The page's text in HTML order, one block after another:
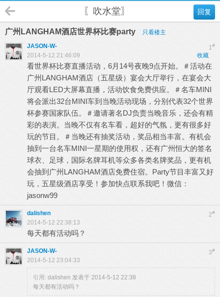
回复
〖吹水堂〗
广州LANGHAM酒店世界杯比赛party 只看楼主
1#
JASON-W-
收藏
2014-5-12 21:46:09
看世界杯比赛直播活动，6月14号夜晚9点开始。＃活动在
广州LANGHAM酒店（五星级）宴会大厅举行，在宴会大
厅观看LED大屏幕直播，活动饮食免费供应。＃名车MINI
将会派出32台MINI车到当晚活动现场，分别代表32个世界
杯参赛国家队伍。＃邀请著名DJ负责当晚音乐，还会有精
彩的表演。当晚不仅有名车看，超好的气氛，更有很多好
玩的节目。＃当晚还有抽奖活动，奖品相当丰富。有机会
抽到一台名车MINI一星期的使用权，还有广州恒大的签名
球衣、足球，国际名牌耳机等众多各类名牌奖品，更有机
会抽到广州LANGHAM酒店免费住宿。Party节目丰富又好
玩，五星级酒店享受！参加快点联系我吧！微信：
jasonw99
2#
dalishen
2014-5-12 22:38:13
每天都有活动吗？
3#
JASON-W-
2014-5-12 23:04:33
引用: dalishen 发表于 2014-5-12 22:38
每天都有活动吗？